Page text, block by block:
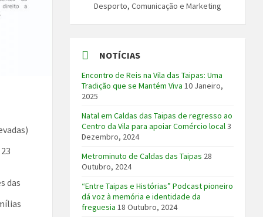
das
Desporto, Comunicação e Marketing
NOTÍCIAS
Encontro de Reis na Vila das Taipas: Uma
Tradição que se Mantém Viva 10 Janeiro,
2025
Natal em Caldas das Taipas de regresso ao
Centro da Vila para apoiar Comércio local3
Dezembro, 2024
Metrominuto de Caldas das Taipas 28
Outubro, 2024
“Entre Taipas e Histórias” Podcast pioneiro
dá voz à memória e identidade da
freguesia 18 Outubro, 2024